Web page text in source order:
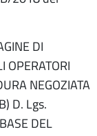
DI
OPERATORI
NEGOZIATA
D. Lgs.
DEL